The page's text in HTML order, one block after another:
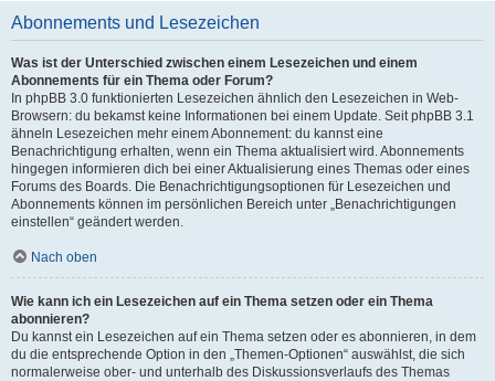
Abonnements und Lesezeichen
Was ist der Unterschied zwischen einem Lesezeichen und einem
Abonnements für ein Thema oder Forum?
In phpBB 3.0 funktionierten Lesezeichen ähnlich den Lesezeichen in Web-
Browsern: du bekamst keine Informationen bei einem Update. Seit phpBB 3.1
ähneln Lesezeichen mehr einem Abonnement: du kannst eine
Benachrichtigung erhalten, wenn ein Thema aktualisiert wird. Abonnements
hingegen informieren dich bei einer Aktualisierung eines Themas oder eines
Forums des Boards. Die Benachrichtigungsoptionen für Lesezeichen und
Abonnements können im persönlichen Bereich unter „Benachrichtigungen
einstellen“ geändert werden.
Nach oben
Wie kann ich ein Lesezeichen auf ein Thema setzen oder ein Thema
abonnieren?
Du kannst ein Lesezeichen auf ein Thema setzen oder es abonnieren, in dem
du die entsprechende Option in den „Themen-Optionen“ auswählst, die sich
normalerweise ober- und unterhalb des Diskussionsverlaufs des Themas